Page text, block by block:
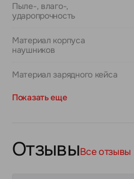
Пыле-, влаго-,
ударопрочность
Материал корпуса
наушников
Материал зарядного кейса
Показать еще
ОтзывыВсе отзывы